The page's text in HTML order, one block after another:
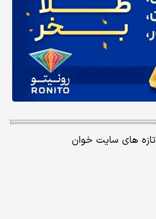
تازه های سایت خوان